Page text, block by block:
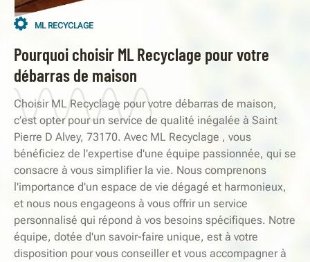
ML RECYCLAGE
Pourquoi choisir ML Recyclage pour votre
débarras de maison
Choisir ML Recyclage pour votre débarras de maison,
c’est opter pour un service de qualité inégalée à Saint
Pierre D Alvey, 73170. Avec ML Recyclage , vous
bénéficiez de l'expertise d'une équipe passionnée, qui se
consacre à vous simplifier la vie. Nous comprenons
l'importance d'un espace de vie dégagé et harmonieux,
et nous nous engageons à vous offrir un service
personnalisé qui répond à vos besoins spécifiques. Notre
équipe, dotée d'un savoir-faire unique, est à votre
disposition pour vous conseiller et vous accompagner à